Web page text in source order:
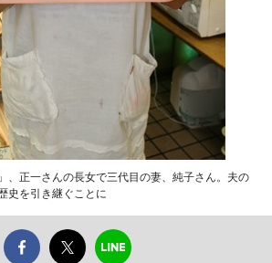
、正一さんの長女で三代目の妻、純子さん。夫の
史を引き継ぐことに